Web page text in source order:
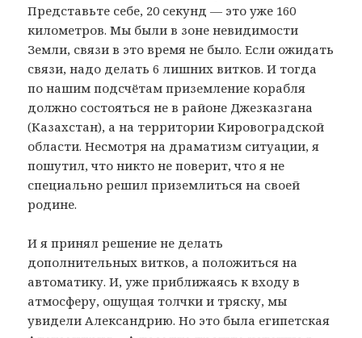
Представьте себе, 20 секунд — это уже 160
километров. Мы были в зоне невидимости
Земли, связи в это время не было. Если ожидать
связи, надо делать 6 лишних витков. И тогда
по нашим подсчётам приземление корабля
должно состояться не в районе Джезказгана
(Казахстан), а на территории Кировоградской
области. Несмотря на драматизм ситуации, я
пошутил, что никто не поверит, что я не
специально решил приземлиться на своей
родине.
И я принял решение не делать
дополнительных витков, а положиться на
автоматику. И, уже приближаясь к входу в
атмосферу, ощущая толчки и тряску, мы
увидели Александрию. Но это была египетская